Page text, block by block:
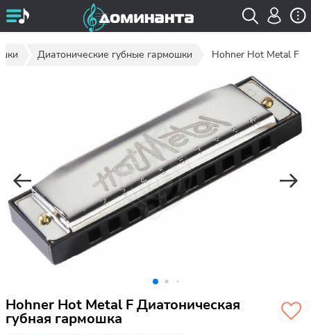
Диатонические губные гармошки Hohner Hot Metal F
Hohner Hot Metal F Диатоническая
губная гармошка